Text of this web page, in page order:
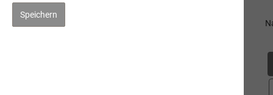
Katze
Speichern